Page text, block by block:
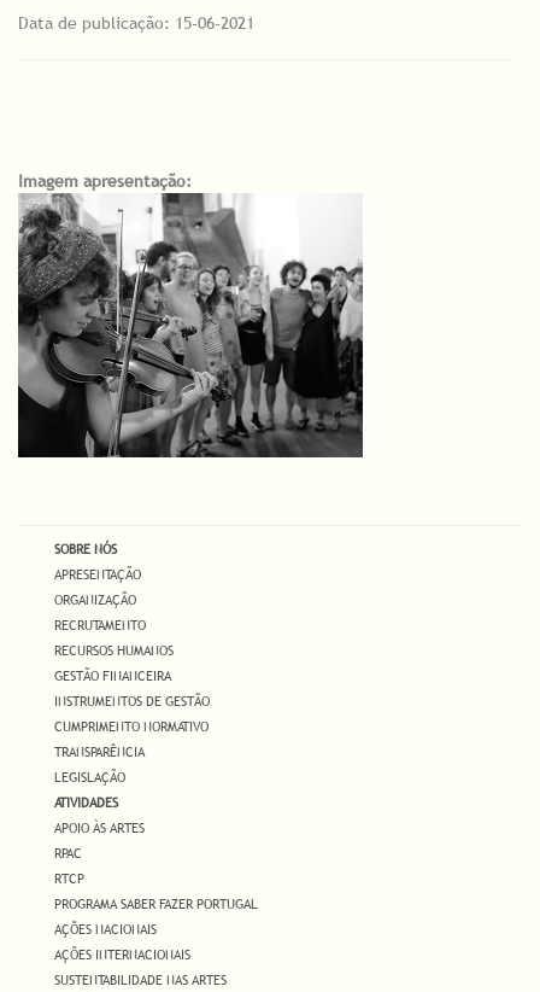
Data de publicação: 15-06-2021
Imagem apresentação:
SOBRE NÓS
APRESENTAÇÃO
ORGANIZAÇÃO
RECRUTAMENTO
RECURSOS HUMANOS
GESTÃO FINANCEIRA
INSTRUMENTOS DE GESTÃO
CUMPRIMENTO NORMATIVO
TRANSPARÊNCIA
LEGISLAÇÃO
ATIVIDADES
APOIO ÀS ARTES
RPAC
RTCP
PROGRAMA SABER FAZER PORTUGAL
AÇÕES NACIONAIS
AÇÕES INTERNACIONAIS
SUSTENTABILIDADE NAS ARTES